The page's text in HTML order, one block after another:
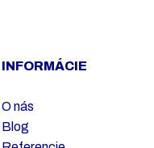
INFORMÁCIE
O nás
Blog